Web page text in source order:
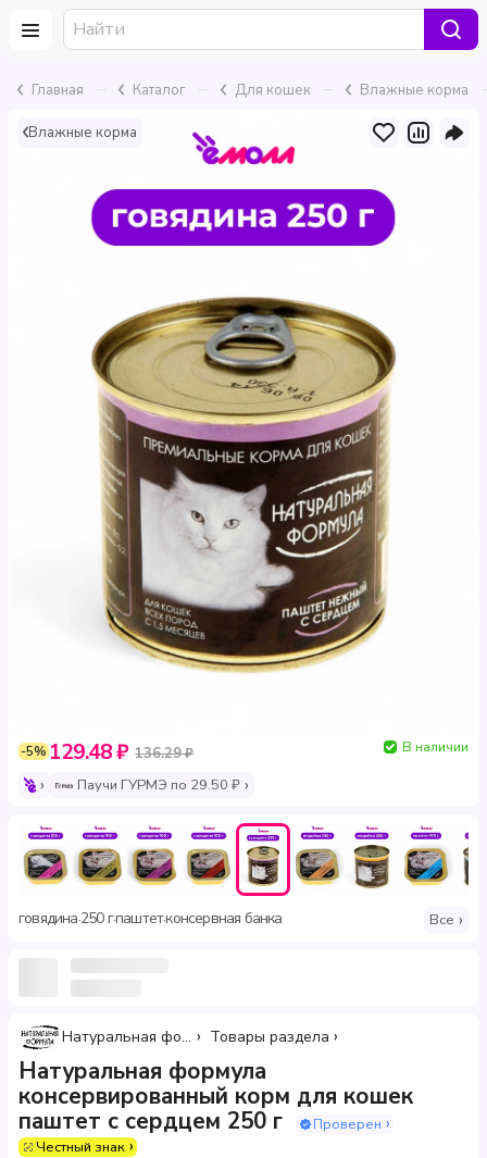
Главная – Каталог – Для кошек – Влажные корма
Влажные корма
-5% 129.48 ₽ 136.29 ₽
В наличии
Паучи ГУРМЭ по 29.50 ₽
говядина·250 г·паштет·консервная банка Все
Натуральная формула Товары раздела
Натуральная формула
консервированный корм для кошек
паштет с сердцем 250 г
Проверен
Честный знак